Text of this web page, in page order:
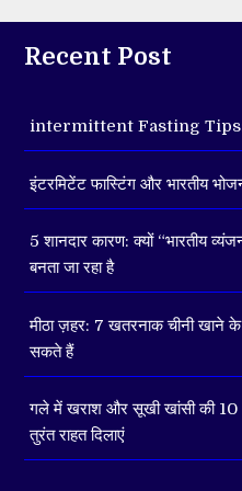
Recent Post
intermittent Fasting Tips:
इंटरमिटेंट फास्टिंग और भारतीय
5 शानदार कारण: क्यों “भारतीय
बनता जा रहा है
मीठा ज़हर: 7 खतरनाक चीनी खाने
सकते हैं
गले में खराश और सूखी खांसी की 10
तुरंत राहत दिलाएं